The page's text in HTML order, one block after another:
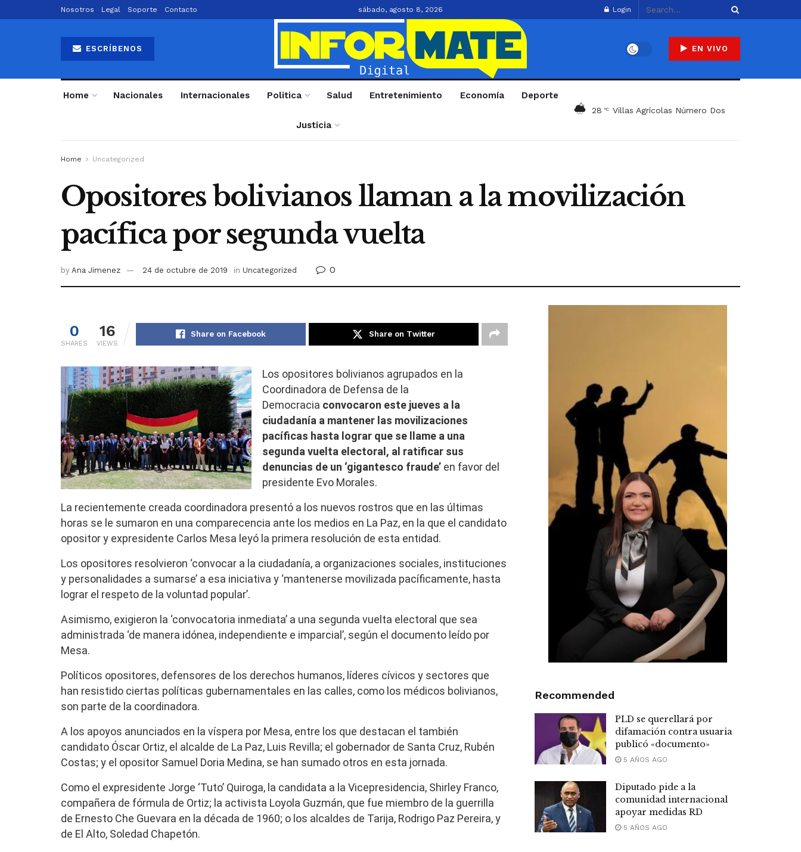
Nosotros Legal Soporte Contacto sábado, agosto 8, 2026 Login
ESCRÍBENOS EN VIVO
Home Nacionales Internacionales Politica Salud Entretenimiento Economía Deporte
Justicia
28 °C Villas Agrícolas Número Dos
Home Uncategorized
Opositores bolivianos llaman a la movilización
pacífica por segunda vuelta
by Ana Jimenez 24 de octubre de 2019 in Uncategorized 0
0
SHARES
16
VIEWS
Share on Facebook Share on Twitter
Los opositores bolivianos agrupados en la
Coordinadora de Defensa de la
Democracia convocaron este jueves a la
ciudadanía a mantener las movilizaciones
pacíficas hasta lograr que se llame a una
segunda vuelta electoral, al ratificar sus
denuncias de un ‘gigantesco fraude’ en favor del
presidente Evo Morales.
La recientemente creada coordinadora presentó a los nuevos rostros que en las últimas
horas se le sumaron en una comparecencia ante los medios en La Paz, en la que el candidato
opositor y expresidente Carlos Mesa leyó la primera resolución de esta entidad.
Los opositores resolvieron ‘convocar a la ciudadanía, a organizaciones sociales, instituciones
y personalidades a sumarse’ a esa iniciativa y ‘mantenerse movilizada pacíficamente, hasta
lograr el respeto de la voluntad popular’.
Asimismo, exigieron la ‘convocatoria inmediata’ a una segunda vuelta electoral que sea
administrada ‘de manera idónea, independiente e imparcial’, según el documento leído por
Mesa.
Políticos opositores, defensores de los derechos humanos, líderes cívicos y sectores que
han resistido ciertas políticas gubernamentales en las calles, como los médicos bolivianos,
son parte de la coordinadora.
A los apoyos anunciados en la víspera por Mesa, entre los que destacan el también
candidato Óscar Ortiz, el alcalde de La Paz, Luis Revilla; el gobernador de Santa Cruz, Rubén
Costas; y el opositor Samuel Doria Medina, se han sumado otros en esta jornada.
Como el expresidente Jorge ‘Tuto’ Quiroga, la candidata a la Vicepresidencia, Shirley Franco,
compañera de fórmula de Ortiz; la activista Loyola Guzmán, que fue miembro de la guerrilla
de Ernesto Che Guevara en la década de 1960; o los alcaldes de Tarija, Rodrigo Paz Pereira, y
de El Alto, Soledad Chapetón.
Recommended
PLD se querellará por
difamación contra usuaria
publicó «documento»
5 AÑOS AGO
Diputado pide a la
comunidad internacional
apoyar medidas RD
5 AÑOS AGO